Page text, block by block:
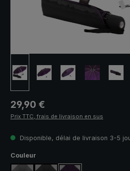
Prix régulier :
29,90 €
Prix TTC, frais de livraison en sus
Disponible, délai de livraison 3-5
Sélectionnez
Couleur